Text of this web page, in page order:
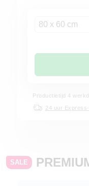
80 x 60 cm
Productietijd 4
24 uur
SALE